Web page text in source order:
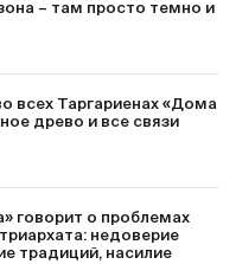
– там просто темно и
всех Таргариенах «Дома
древо и все связи
говорит о проблемах
недоверие
традиций, насилие